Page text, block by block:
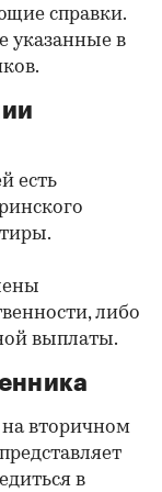
справки.
указанные в
есть
либо
выплаты.
вторичном
в